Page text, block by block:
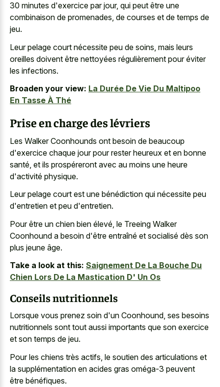
30 minutes d'exercice par jour, qui peut être une
combinaison de promenades, de courses et de temps de
jeu.
Leur pelage court nécessite peu de soins, mais leurs
oreilles doivent être nettoyées régulièrement pour éviter
les infections.
Broaden your view: La Durée De Vie Du Maltipoo
En Tasse À Thé
Prise en charge des lévriers
Les Walker Coonhounds ont besoin de beaucoup
d'exercice chaque jour pour rester heureux et en bonne
santé, et ils prospéreront avec au moins une heure
d'activité physique.
Leur pelage court est une bénédiction qui nécessite peu
d'entretien et peu d'entretien.
Pour être un chien bien élevé, le Treeing Walker
Coonhound a besoin d'être entraîné et socialisé dès son
plus jeune âge.
Take a look at this: Saignement De La Bouche Du
Chien Lors De La Mastication D' Un Os
Conseils nutritionnels
Lorsque vous prenez soin d'un Coonhound, ses besoins
nutritionnels sont tout aussi importants que son exercice
et son temps de jeu.
Pour les chiens très actifs, le soutien des articulations et
la supplémentation en acides gras oméga-3 peuvent
être bénéfiques.